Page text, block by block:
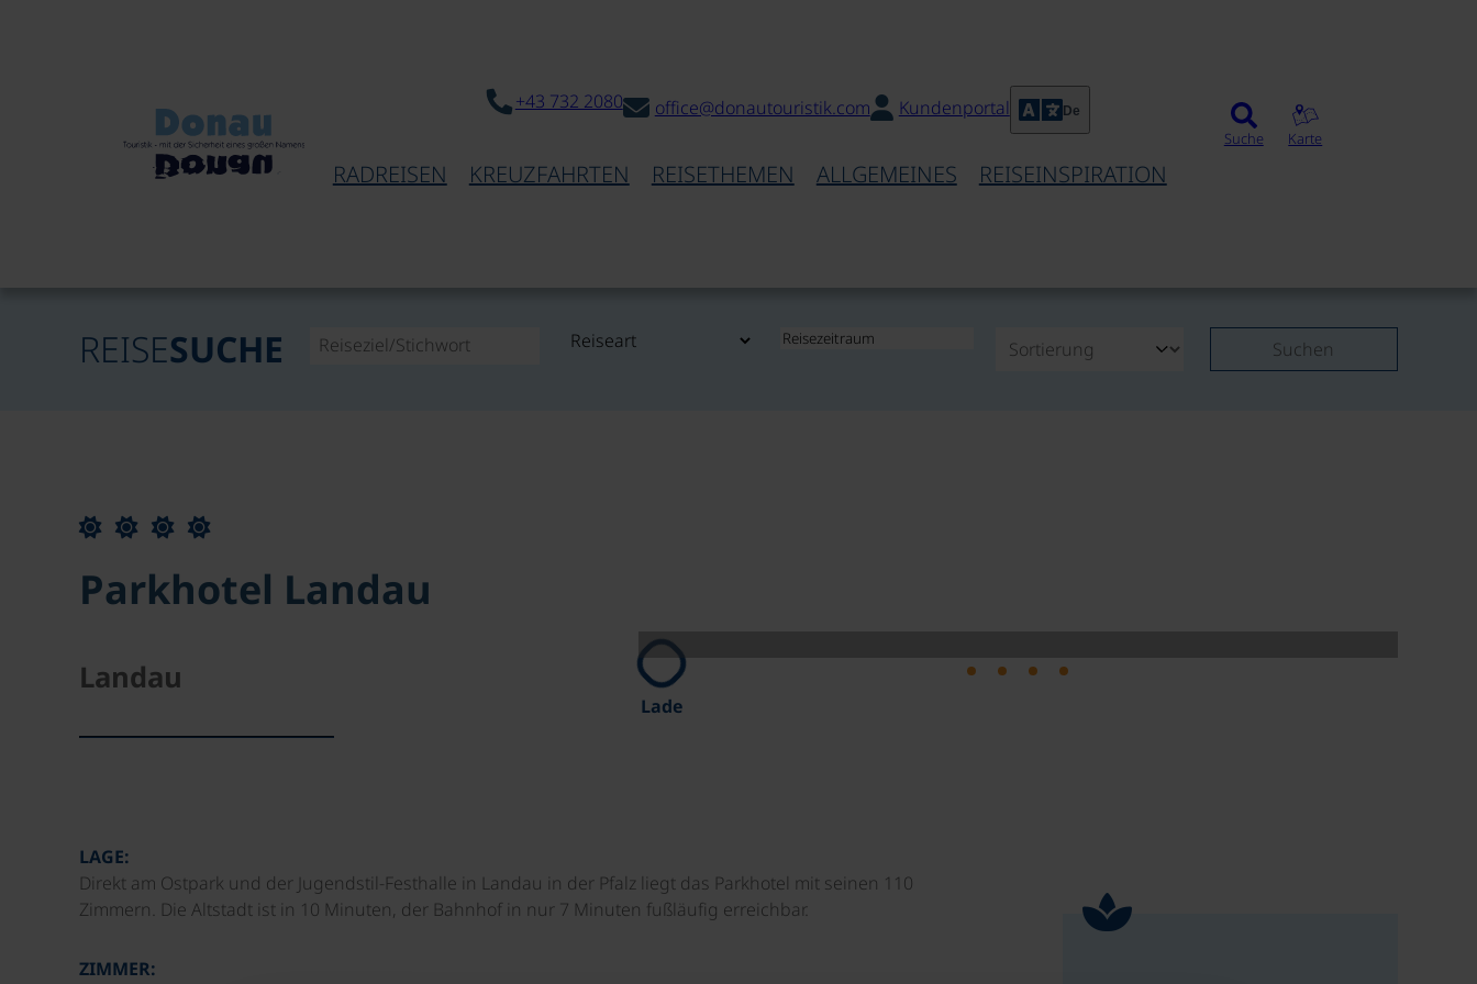
+43 732 2080 office@donautouristik.com Kundenportal De
RADREISEN KREUZFAHRTEN REISETHEMEN ALLGEMEINES REISEINSPIRATION
Suche Karte
REISESUCHE Suchen
Parkhotel Landau
Landau
Lade
LAGE:
Direkt am Ostpark und der Jugendstil-Festhalle in Landau in der Pfalz liegt das Parkhotel mit seinen 110
Zimmern. Die Altstadt ist in 10 Minuten, der Bahnhof in nur 7 Minuten fußläufig erreichbar.
ZIMMER: